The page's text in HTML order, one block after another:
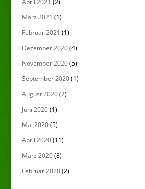
März 2021 (1)
Februar 2021 (1)
Dezember 2020(4)
November 2020(5)
September 2020(1)
August 2020(2)
Juni 2020(1)
Mai 2020(5)
April 2020(11)
März 2020(8)
Februar 2020(2)